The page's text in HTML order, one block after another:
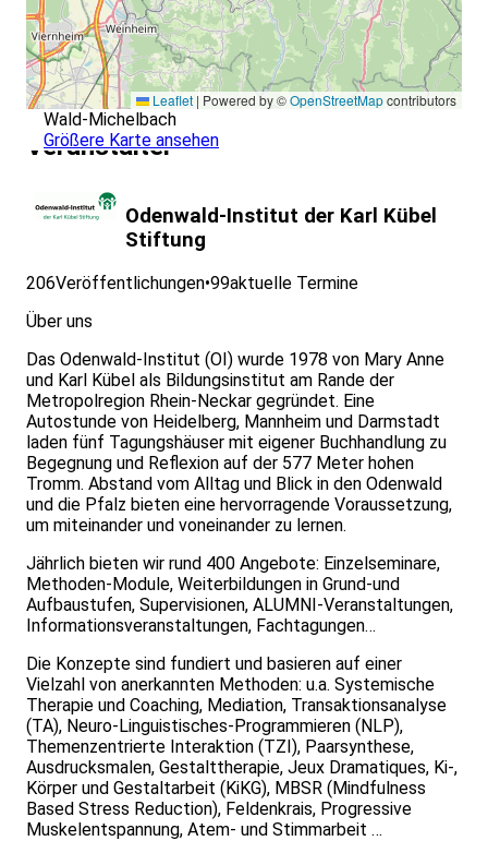
Leaflet | Powered by ©OpenStreetMapcontributors
Wald-Michelbach
Größere Karte ansehen
Veranstalter
Odenwald-Institut der Karl Kübel
Stiftung
206Veröffentlichungen•99aktuelle Termine
Über uns
Das Odenwald-Institut (OI) wurde 1978 von Mary Anne
und Karl Kübel als Bildungsinstitut am Rande der
Metropolregion Rhein-Neckar gegründet. Eine
Autostunde von Heidelberg, Mannheim und Darmstadt
laden fünf Tagungshäuser mit eigener Buchhandlung zu
Begegnung und Reflexion auf der 577 Meter hohen
Tromm. Abstand vom Alltag und Blick in den Odenwald
und die Pfalz bieten eine hervorragende Voraussetzung,
um miteinander und voneinander zu lernen.
Jährlich bieten wir rund 400 Angebote: Einzelseminare,
Methoden-Module, Weiterbildungen in Grund-und
Aufbaustufen, Supervisionen, ALUMNI-Veranstaltungen,
Informationsveranstaltungen, Fachtagungen…
Die Konzepte sind fundiert und basieren auf einer
Vielzahl von anerkannten Methoden: u.a. Systemische
Therapie und Coaching, Mediation, Transaktionsanalyse
(TA), Neuro-Linguistisches-Programmieren (NLP),
Themenzentrierte Interaktion (TZI), Paarsynthese,
Ausdrucksmalen, Gestalttherapie, Jeux Dramatiques, Ki-,
Körper und Gestaltarbeit (KiKG), MBSR (Mindfulness
Based Stress Reduction), Feldenkrais, Progressive
Muskelentspannung, Atem- und Stimmarbeit …